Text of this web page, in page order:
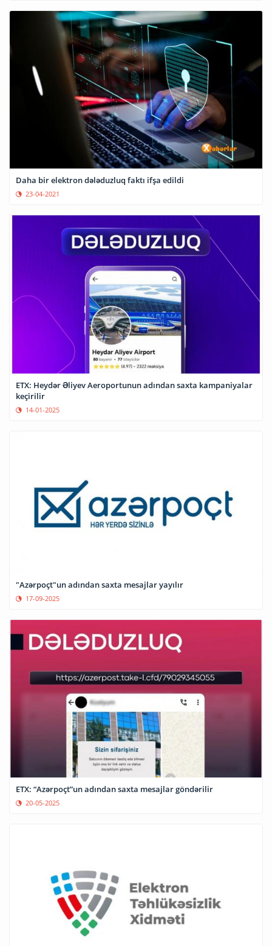
Daha bir elektron dələduzluq faktı ifşa edildi
23-04-2021
ETX: Heydər Əliyev Aeroportunun adından saxta kampaniyalar
keçirilir
14-01-2025
"Azərpoçt"un adından saxta mesajlar yayılır
17-09-2025
ETX: “Azərpoçt”un adından saxta mesajlar göndərilir
20-05-2025